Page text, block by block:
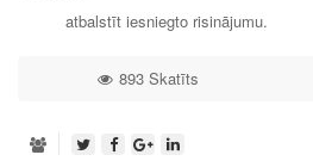
atbalstīt iesniegto risinājumu.
893 Skatīts